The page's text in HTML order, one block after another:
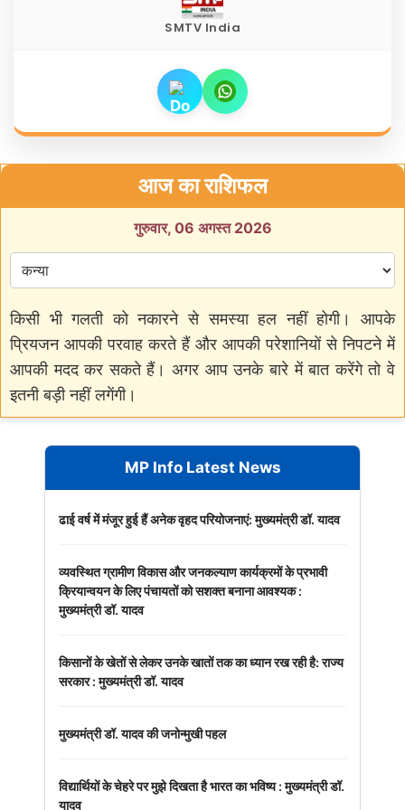
SMTV India
आज का राशिफल
गुरुवार, 06 अगस्त 2026
किसी भी गलती को नकारने से समस्या हल नहीं होगी। आपके
प्रियजन आपकी परवाह करते हैं और आपकी परेशानियों से निपटने में
आपकी मदद कर सकते हैं। अगर आप उनके बारे में बात करेंगे तो वे
इतनी बड़ी नहीं लगेंगी।
MP Info Latest News
ढाई वर्ष में मंजूर हुई हैं अनेक वृहद परियोजनाएं: मुख्यमंत्री डॉ. यादव
व्यवस्थित ग्रामीण विकास और जनकल्याण कार्यक्रमों के प्रभावी
क्रियान्वयन के लिए पंचायतों को सशक्त बनाना आवश्यक :
मुख्यमंत्री डॉ. यादव
किसानों के खेतों से लेकर उनके खातों तक का ध्यान रख रही है: राज्य
सरकार : मुख्यमंत्री डॉ. यादव
मुख्यमंत्री डॉ. यादव की जनोन्मुखी पहल
विद्यार्थियों के चेहरे पर मुझे दिखता है भारत का भविष्य : मुख्यमंत्री डॉ.
यादव